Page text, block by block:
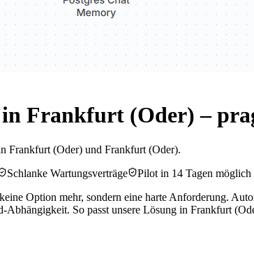
Frankfurt (Oder) –
Frankfurt (Oder) und Frankfurt (Oder).
Schlanke Wartungsverträge
Pilot in 14 Tagen möglich
Option mehr, sondern eine harte Anforderung.
So passt unsere Lösung in Frankfurt